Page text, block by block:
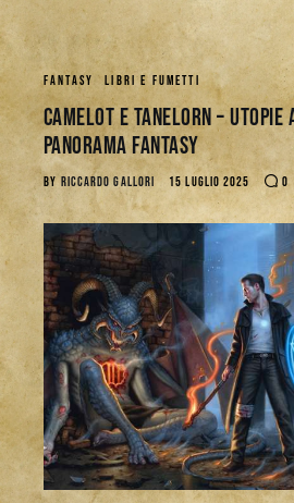
FANTASY LIBRI E FUMETTI
Camelot e Tanelorn –
Panorama Fantasy
BY RICCARDO GALLORI 15 LUGLIO 2025 0